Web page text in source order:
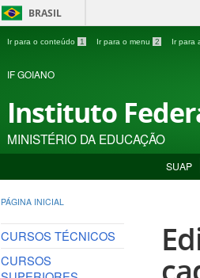
BRASIL
Ir para o conteúdo 1 Ir para o menu 2 Ir para
IF GOIANO
Instituto
MINISTÉRIO DA EDUCAÇÃO
SUAP
PÁGINA INICIAL
CURSOS TÉCNICOS
CURSOS